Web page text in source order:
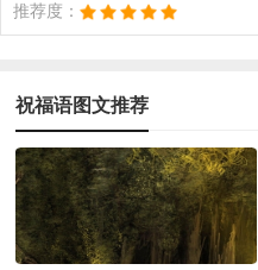
推荐度：
祝福语图文推荐